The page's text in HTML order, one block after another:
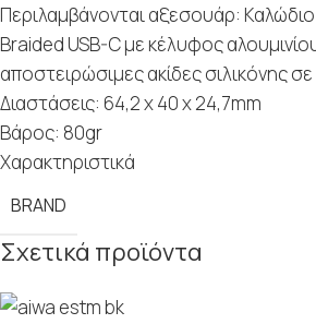
Περιλαμβάνονται αξεσουάρ:
Braided USB-C με κέλυφος
αποστειρώσιμες ακίδες σιλικόνης
Διαστάσεις: 64,2 x 40 x 24,7mm
Βάρος: 80gr
Χαρακτηριστικά
BRAND
Σχετικά προϊόντα